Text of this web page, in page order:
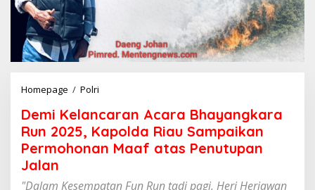
Homepage / Polri
m
i
K
e
Demi Kelancaran Acara Bhayangkara
Run 2025, Kapolda Riau Sampaikan
Permohonan Maaf atas Penutupan
Jalan
"Dalam Kesempatan Fun Run tadi pagi. Heri Herjawan